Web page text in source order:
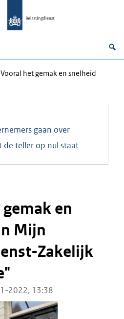
het gemak en snelheid
gaan over
de teller op nul staat
en
Mijn
Zakelijk
2022, 13:38